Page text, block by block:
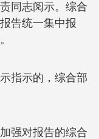
同志阅示。综合
告统一集中报
指示的，综合部
强对报告的综合